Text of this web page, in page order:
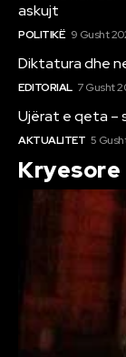
askujt
POLITIKË 9 Gusht
Diktatura dhe
EDITORIAL 7 Gusht
Ujërat e qeta –
AKTUALITET 5
Kryesore